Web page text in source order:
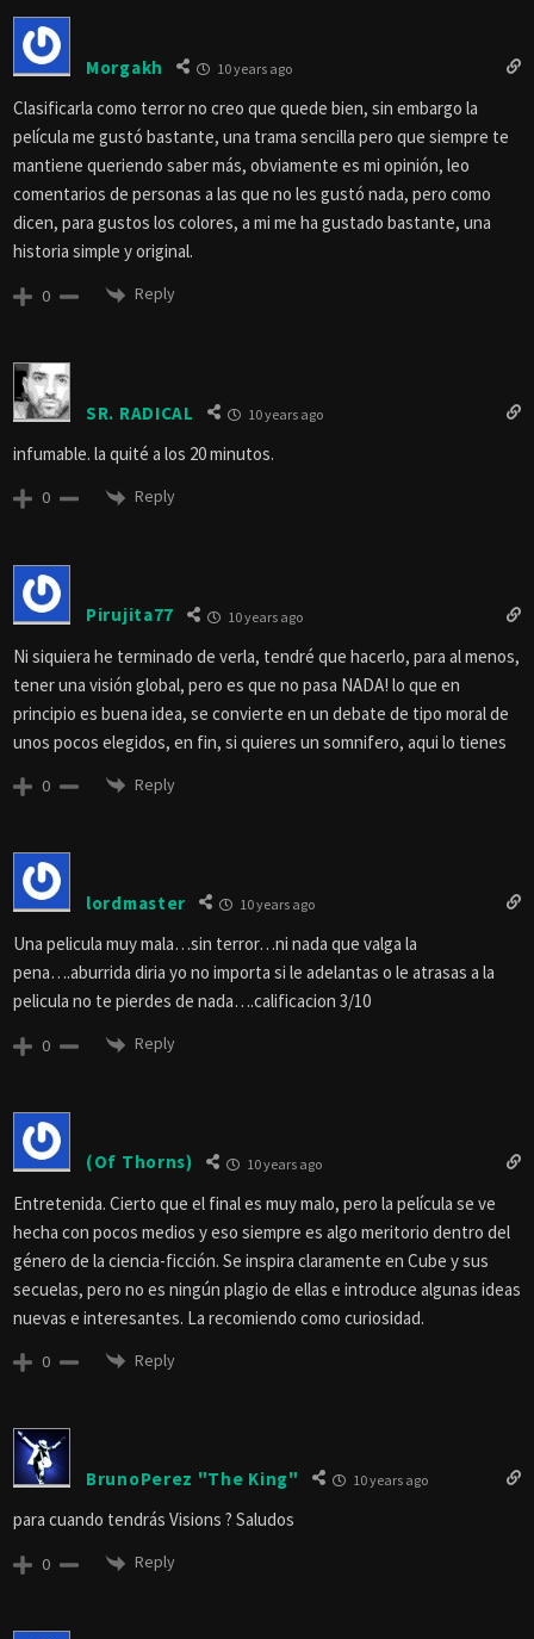
Morgakh 10 years ago
Clasificarla como terror no creo que quede bien, sin embargo la
película me gustó bastante, una trama sencilla pero que siempre te
mantiene queriendo saber más, obviamente es mi opinión, leo
comentarios de personas a las que no les gustó nada, pero como
dicen, para gustos los colores, a mi me ha gustado bastante, una
historia simple y original.
0 Reply
SR. RADICAL 10 years ago
infumable. la quité a los 20 minutos.
0 Reply
Pirujita77 10 years ago
Ni siquiera he terminado de verla, tendré que hacerlo, para al menos,
tener una visión global, pero es que no pasa NADA! lo que en
principio es buena idea, se convierte en un debate de tipo moral de
unos pocos elegidos, en fin, si quieres un somnifero, aqui lo tienes
0 Reply
lordmaster 10 years ago
Una pelicula muy mala…sin terror…ni nada que valga la
pena….aburrida diria yo no importa si le adelantas o le atrasas a la
pelicula no te pierdes de nada….calificacion 3/10
0 Reply
(Of Thorns) 10 years ago
Entretenida. Cierto que el final es muy malo, pero la película se ve
hecha con pocos medios y eso siempre es algo meritorio dentro del
género de la ciencia-ficción. Se inspira claramente en Cube y sus
secuelas, pero no es ningún plagio de ellas e introduce algunas ideas
nuevas e interesantes. La recomiendo como curiosidad.
0 Reply
BrunoPerez "The King" 10 years ago
para cuando tendrás Visions ? Saludos
0 Reply